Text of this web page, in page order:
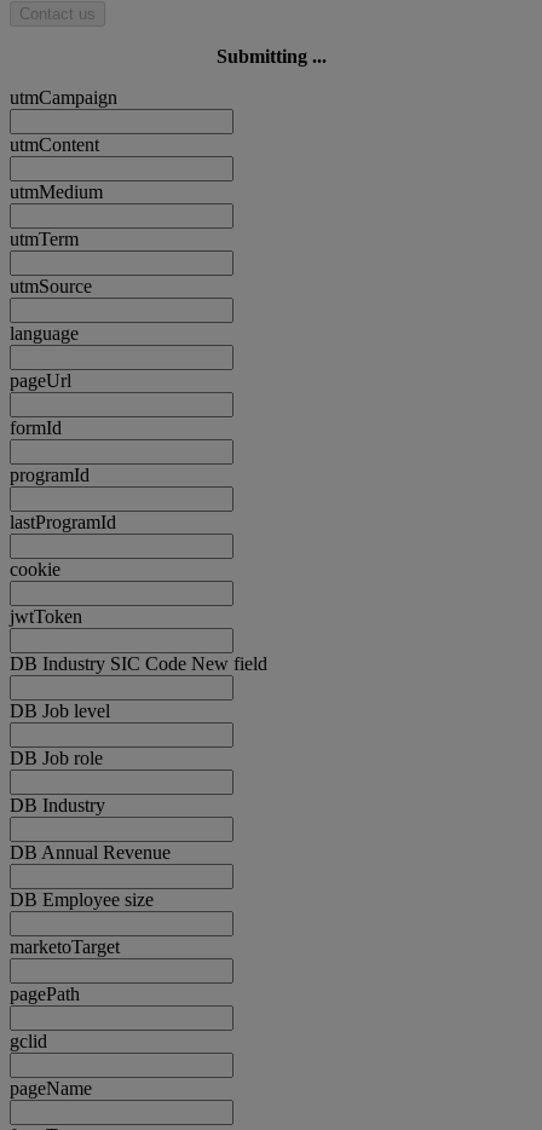
Contact us
Submitting ...
utmCampaign
utmContent
utmMedium
utmTerm
utmSource
language
pageUrl
formId
programId
lastProgramId
cookie
jwtToken
DB Industry SIC Code New field
DB Job level
DB Job role
DB Industry
DB Annual Revenue
DB Employee size
marketoTarget
pagePath
gclid
pageName